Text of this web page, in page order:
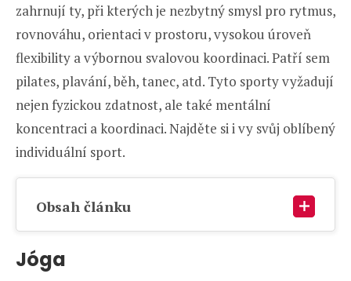
zahrnují ty, při kterých je nezbytný smysl pro rytmus,
rovnováhu, orientaci v prostoru, vysokou úroveň
flexibility a výbornou svalovou koordinaci. Patří sem
pilates, plavání, běh, tanec, atd. Tyto sporty vyžadují
nejen fyzickou zdatnost, ale také mentální
koncentraci a koordinaci. Najděte si i vy svůj oblíbený
individuální sport.
Obsah článku
Jóga